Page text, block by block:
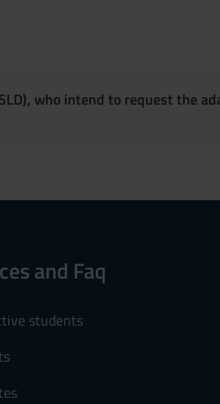
who intend to request the
and Faq
students